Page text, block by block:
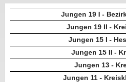
Jungen 19 I -
Jungen 19 II -
Jungen 15 I -
Jungen 15 II -
Jungen 13 -
Jungen 11 -